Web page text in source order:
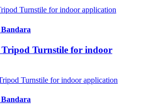
Turnstile for indoor